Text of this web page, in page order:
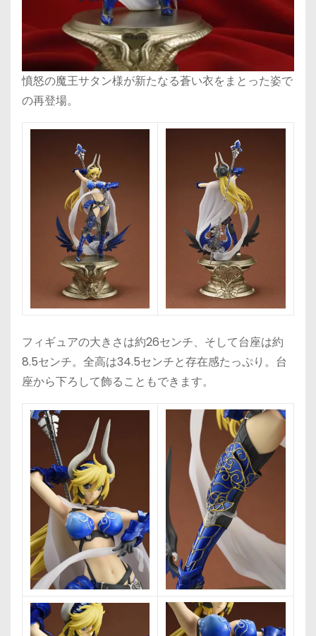
憤怒の魔王サタン様が新たなる蒼い衣をまとった姿で
の再登場。
フィギュアの大きさは約26センチ、そして台座は約
8.5センチ。全高は34.5センチと存在感たっぷり。台
座から下ろして飾ることもできます。